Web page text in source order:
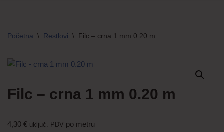
Početna \ Restlovi \ Filc – crna 1 mm 0.20 m
Filc – crna 1 mm 0.20 m
4,30 € uključ. PDV po metru